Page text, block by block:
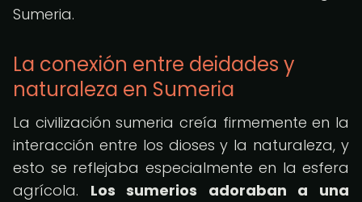
Sumeria.
La conexión entre deidades y
naturaleza en Sumeria
La civilización sumeria creía firmemente en la
interacción entre los dioses y la naturaleza, y
esto se reflejaba especialmente en la esfera
agrícola. Los sumerios adoraban a una